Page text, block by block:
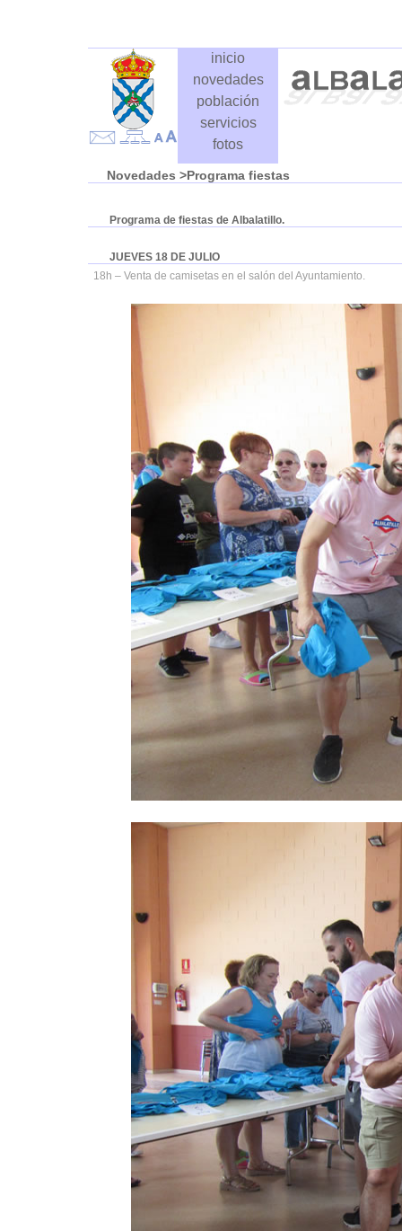
inicio
novedades
población
servicios
fotos
Novedades >Programa fiestas
Programa de fiestas de Albalatillo.
JUEVES 18 DE JULIO
18h – Venta de camisetas en el salón del Ayuntamiento.